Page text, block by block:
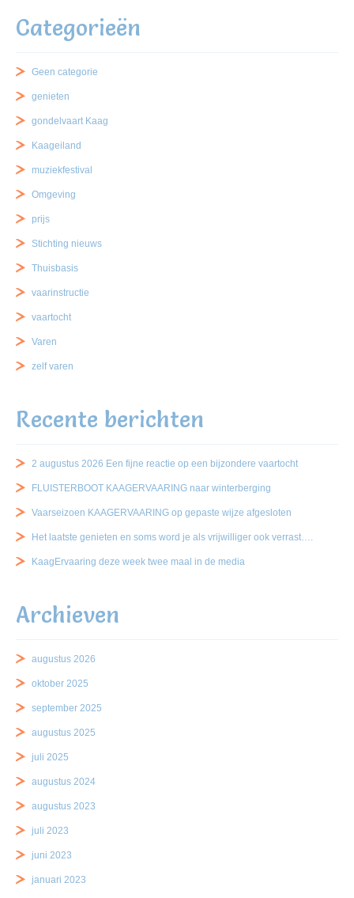
Categorieën
Geen categorie
genieten
gondelvaart Kaag
Kaageiland
muziekfestival
Omgeving
prijs
Stichting nieuws
Thuisbasis
vaarinstructie
vaartocht
Varen
zelf varen
Recente berichten
2 augustus 2026 Een fijne reactie op een bijzondere vaartocht
FLUISTERBOOT KAAGERVAARING naar winterberging
Vaarseizoen KAAGERVAARING op gepaste wijze afgesloten
Het laatste genieten en soms word je als vrijwilliger ook verrast….
KaagErvaaring deze week twee maal in de media
Archieven
augustus 2026
oktober 2025
september 2025
augustus 2025
juli 2025
augustus 2024
augustus 2023
juli 2023
juni 2023
januari 2023